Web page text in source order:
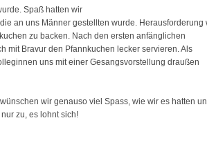
Spaß hatten wir
an uns Männer gestellten wurde. Herausforderung
zu backen. Nach den ersten anfänglichen
mit Bravur den Pfannkuchen lecker servieren. Als
uns mit einer Gesangsvorstellung draußen
wir genauso viel Spass, wie wir es hatten
zu, es lohnt sich!